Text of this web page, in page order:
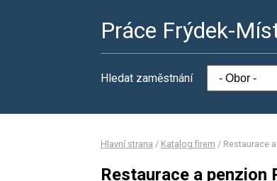
Práce Frýdek-
Hledat zaměstnání
Hlavní strana / Katalog firem / Restaurace
Restaurace a penzion